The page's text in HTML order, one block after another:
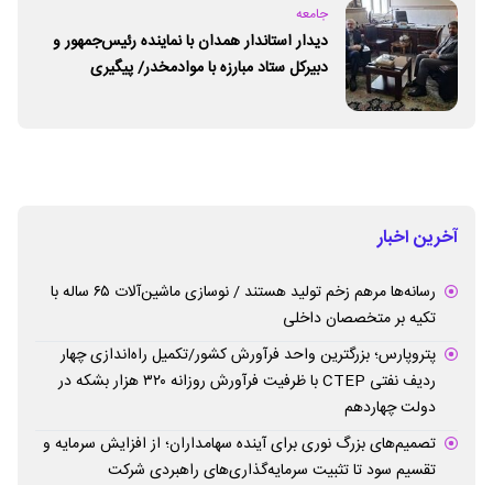
جامعه
دیدار استاندار همدان با نماینده رئیس‌جمهور و
دبیرکل ستاد مبارزه با موادمخدر/ پیگیری
آخرین اخبار
رسانه‌ها مرهم زخم تولید هستند / نوسازی ماشین‌آلات ۶۵ ساله با
تکیه بر متخصصان داخلی
پتروپارس؛ بزرگترین واحد فرآورش کشور/تکمیل راه‌اندازی چهار
ردیف نفتی CTEP با ظرفیت فرآورش روزانه ۳۲۰ هزار بشکه در
دولت چهاردهم
تصمیم‌های بزرگ نوری برای آینده سهامداران؛ از افزایش سرمایه و
تقسیم سود تا تثبیت سرمایه‌گذاری‌های راهبردی شرکت